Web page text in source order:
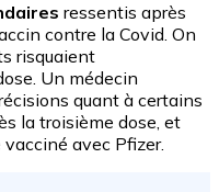
ressentis après
contre la Covid. On
risquaient
Un médecin
quant à certains
la troisième dose, et
avec Pfizer.